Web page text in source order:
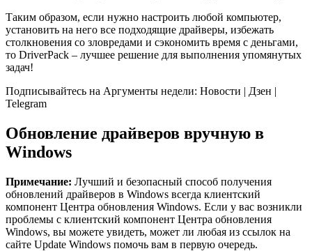
Таким образом, если нужно настроить любой компьютер,
установить на него все подходящие драйверы, избежать
столкновения со зловредами и сэкономить время с деньгами,
то DriverPack – лучшее решение для выполнения упомянутых
задач!
Подписывайтесь на Аргументы недели: Новости | Дзен |
Telegram
Обновление драйверов вручную в
Windows
Примечание: Лучший и безопасный способ получения
обновлений драйверов в Windows всегда клиентский
компонент Центра обновления Windows. Если у вас возникли
проблемы с клиентский компонент Центра обновления
Windows, вы можете увидеть, может ли любая из ссылок на
сайте Update Windows помочь вам в первую очередь.